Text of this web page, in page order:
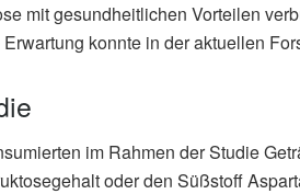
mit gesundheitlichen Vorteilen
konnte in der aktuellen
im Rahmen der Studie
oder den Süßstoff